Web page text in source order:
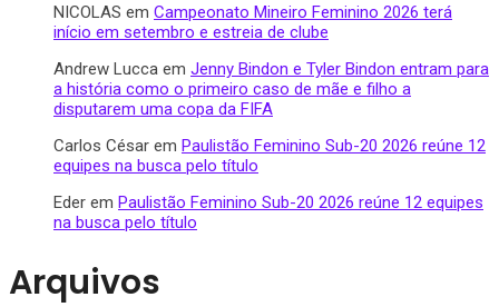
NICOLAS em Campeonato Mineiro Feminino 2026 terá
início em setembro e estreia de clube
Andrew Lucca em Jenny Bindon e Tyler Bindon entram para
a história como o primeiro caso de mãe e filho a
disputarem uma copa da FIFA
Carlos César em Paulistão Feminino Sub-20 2026 reúne 12
equipes na busca pelo título
Eder em Paulistão Feminino Sub-20 2026 reúne 12 equipes
na busca pelo título
Arquivos